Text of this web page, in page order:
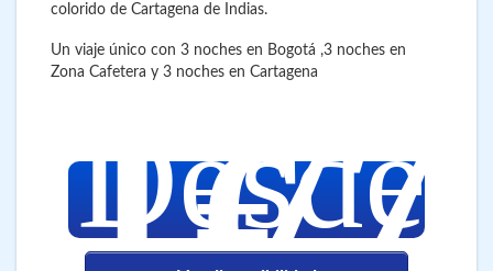
colorido de Cartagena de Indias.
Un viaje único con 3 noches en Bogotá ,3 noches en
Zona Cafetera y 3 noches en Cartagena
Desde
€